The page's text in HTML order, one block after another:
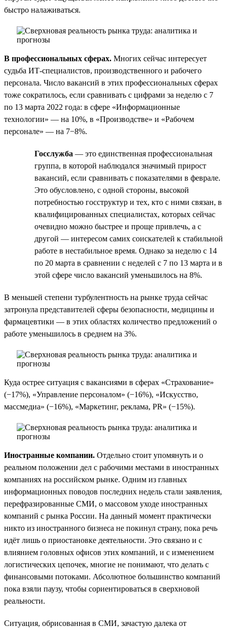
быстро налаживаться.
В профессиональных сферах. Многих сейчас интересует
судьба ИТ-специалистов, производственного и рабочего
персонала. Число вакансий в этих профессиональных сферах
тоже сократилось, если сравнивать с цифрами за неделю с 7
по 13 марта 2022 года: в сфере «Информационные
технологии» — на 10%, в «Производстве» и «Рабочем
персонале» — на 7−8%.
Госслужба — это единственная профессиональная
группа, в которой наблюдался значимый прирост
вакансий, если сравнивать с показателями в феврале.
Это обусловлено, с одной стороны, высокой
потребностью госструктур и тех, кто с ними связан, в
квалифицированных специалистах, которых сейчас
очевидно можно быстрее и проще привлечь, а с
другой — интересом самих соискателей к стабильной
работе в нестабильное время. Однако за неделю c 14
по 20 марта в сравнении с неделей с 7 по 13 марта и в
этой сфере число вакансий уменьшилось на 8%.
В меньшей степени турбулентность на рынке труда сейчас
затронула представителей сферы безопасности, медицины и
фармацевтики — в этих областях количество предложений о
работе уменьшилось в среднем на 3%.
Куда острее ситуация с вакансиями в сферах «Страхование»
(−17%), «Управление персоналом» (−16%), «Искусство,
массмедиа» (−16%), «Маркетинг, реклама, PR» (−15%).
Иностранные компании. Отдельно стоит упомянуть и о
реальном положении дел с рабочими местами в иностранных
компаниях на российском рынке. Одним из главных
информационных поводов последних недель стали заявления,
перефразированные СМИ, о массовом уходе иностранных
компаний с рынка России. На данный момент практически
никто из иностранного бизнеса не покинул страну, пока речь
идёт лишь о приостановке деятельности. Это связано и с
влиянием головных офисов этих компаний, и с изменением
логистических цепочек, многие не понимают, что делать с
финансовыми потоками. Абсолютное большинство компаний
пока взяли паузу, чтобы сориентироваться в сверхновой
реальности.
Ситуация, обрисованная в СМИ, зачастую далека от